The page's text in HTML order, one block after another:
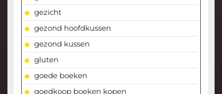
gezicht
gezond hoofdkussen
gezond kussen
gluten
goede boeken
goedkoop boeken kopen